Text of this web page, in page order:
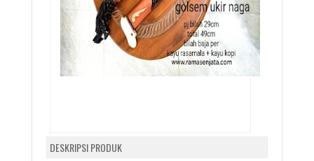
DESKRIPSI PRODUK